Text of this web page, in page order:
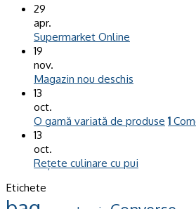
29
apr.
Supermarket Online
19
nov.
Magazin nou deschis
13
oct.
O gamă variată de produse 1
13
oct.
Rețete culinare cu pui
Etichete